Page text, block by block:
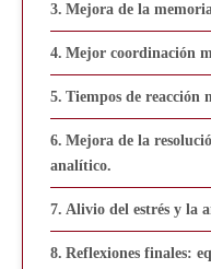
Mejora de la
Mejor coordinación
Tiempos de reacción
Mejora de la
analítico.
Alivio del estrés y la
Reflexiones finales: